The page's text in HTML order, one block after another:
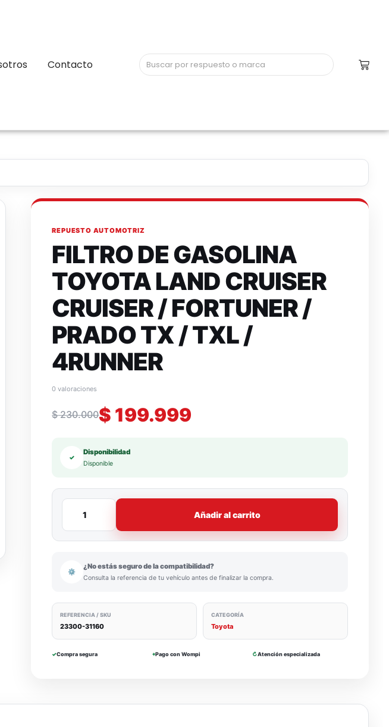
Contacto
REPUESTO AUTOMOTRIZ
FILTRO DE GASOLINA
TOYOTA LAND CRUISER
CRUISER / FORTUNER /
PRADO TX / TXL /
4RUNNER
0 valoraciones
$230.000$ 199.999
✓
Disponibilidad
Disponible
Añadir al carrito
⚙
¿No estás seguro de la compatibilidad?
Consulta la referencia de tu vehículo antes de finalizar la compra.
REFERENCIA / SKU
23300-31160
CATEGORÍA
Toyota
✓Compra segura ⌖Pago con Wompi ↻Atención especializada